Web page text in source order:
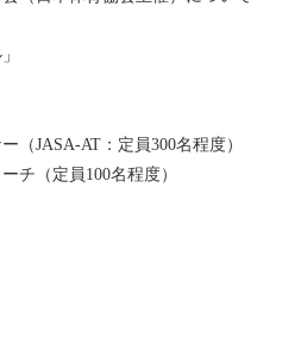
JASA-AT：定員300名程度）
チ（定員100名程度）